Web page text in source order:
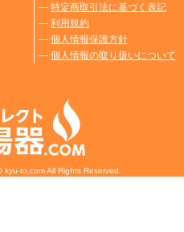
― 特定商取引法に基づく表記
― 利用規約
― 個人情報保護方針
― 個人情報の取り扱いについて
to.com All Rights Reserved.